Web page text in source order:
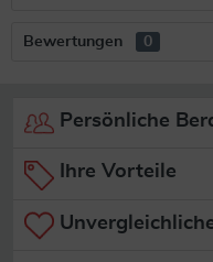
Bewertungen 0
Persönliche
Ihre Vorteile